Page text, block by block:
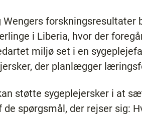
Wengers
i Liberia, hvor der
miljø set i en
der planlægger
støtte sygeplejersker i at
de spørgsmål, der rejser sig: